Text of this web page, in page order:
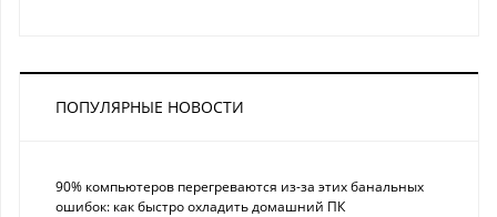
ПОПУЛЯРНЫЕ НОВОСТИ
90% компьютеров перегреваются из-за этих банальных
ошибок: как быстро охладить домашний ПК